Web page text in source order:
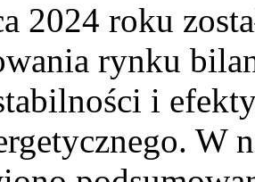
2024 roku
rynku
i
W